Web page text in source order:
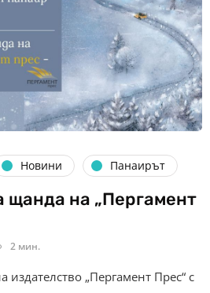
Новини Панаирът
щанда на „Пергамент
2 мин.
издателство „Пергамент Прес“ с